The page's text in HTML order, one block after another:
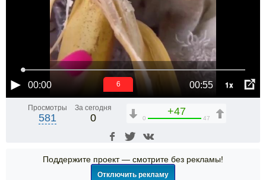
00:00 00:55 1x
6
Просмотры
581
За сегодня
0
+47
0 47
Поддержите проект — смотрите без рекламы!
Отключить рекламу